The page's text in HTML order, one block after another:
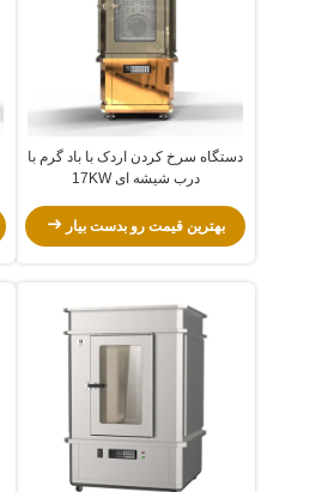
دستگاه سرخ کردن اردک با باد گرم با
درب شیشه ای 17KW
بهترین قیمت رو بدست بیار